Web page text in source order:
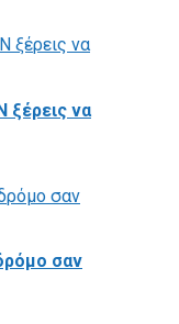
ξέρεις να
σαν